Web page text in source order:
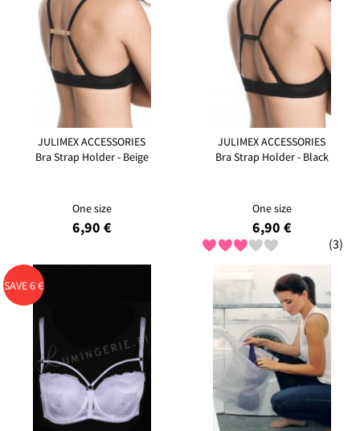
JULIMEX ACCESSORIES
Bra Strap Holder - Beige
One size
6,90 €
JULIMEX ACCESSORIES
Bra Strap Holder - Black
One size
6,90 €
(3)
SAVE 6 €